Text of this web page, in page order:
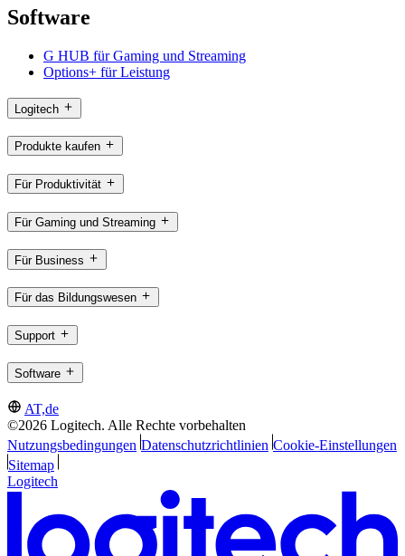
Software
G HUB für Gaming und Streaming
Options+ für Leistung
Logitech
Produkte kaufen
Für Produktivität
Für Gaming und Streaming
Für Business
Für das Bildungswesen
Support
Software
AT,de
©2026 Logitech. Alle Rechte vorbehalten
Nutzungsbedingungen Datenschutzrichtlinien Cookie-Einstellungen
Sitemap
Logitech